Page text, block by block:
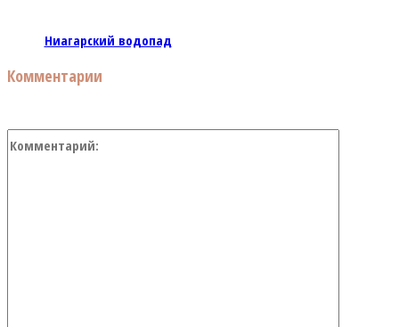
Ниагарский водопад
Комментарии